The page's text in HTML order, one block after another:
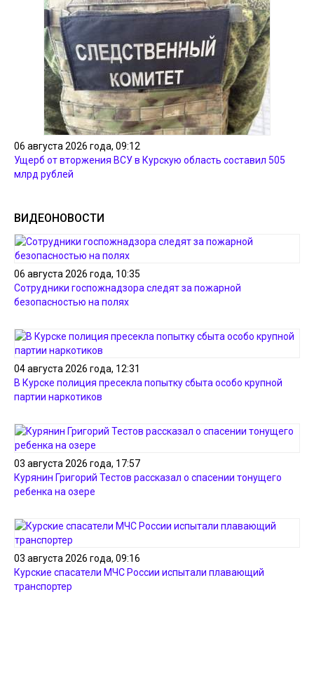
06 августа 2026 года, 09:12
Ущерб от вторжения ВСУ в Курскую область составил 505
млрд рублей
ВИДЕОНОВОСТИ
06 августа 2026 года, 10:35
Сотрудники госпожнадзора следят за пожарной
безопасностью на полях
04 августа 2026 года, 12:31
В Курске полиция пресекла попытку сбыта особо крупной
партии наркотиков
03 августа 2026 года, 17:57
Курянин Григорий Тестов рассказал о спасении тонущего
ребенка на озере
03 августа 2026 года, 09:16
Курские спасатели МЧС России испытали плавающий
транспортер